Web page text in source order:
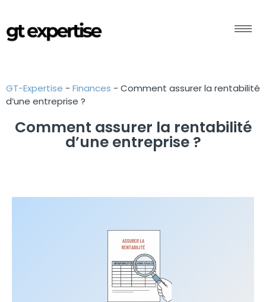
GT-Expertise - Finances - Comment assurer la rentabilité
d’une entreprise ?
Comment assurer la rentabilité
d’une entreprise ?